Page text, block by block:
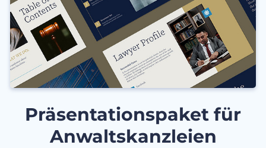
Präsentationspaket für
Anwaltskanzleien